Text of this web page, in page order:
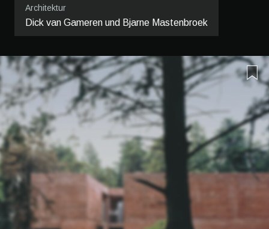
Architektur
Dick van Gameren und Bjarne Mastenbroek